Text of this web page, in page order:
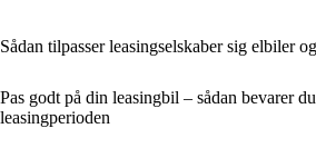
Sådan tilpasser leasingselskaber sig elbiler
Pas godt på din leasingbil – sådan bevarer
leasingperioden